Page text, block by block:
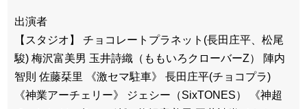
出演者
【スタジオ】 チョコレートプラネット(長田庄平、松尾
駿) 梅沢富美男 玉井詩織（ももいろクローバーZ） 陣内
智則 佐藤栞里 《激セマ駐車》 長田庄平(チョコプラ)
《神業アーチェリー》 ジェシー（SixTONES） 《神超